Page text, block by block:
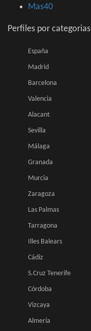
Mas40
Perfiles por categorias
España
Madrid
Barcelona
Valencia
Alacant
Sevilla
Málaga
Granada
Murcia
Zaragoza
Las Palmas
Tarragona
Illes Balears
Cádiz
S.Cruz Tenerife
Córdoba
Vizcaya
Almería